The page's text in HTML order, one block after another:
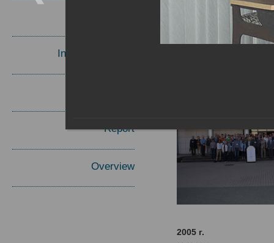
Invited Speakers
Report
Overview
2005 г.